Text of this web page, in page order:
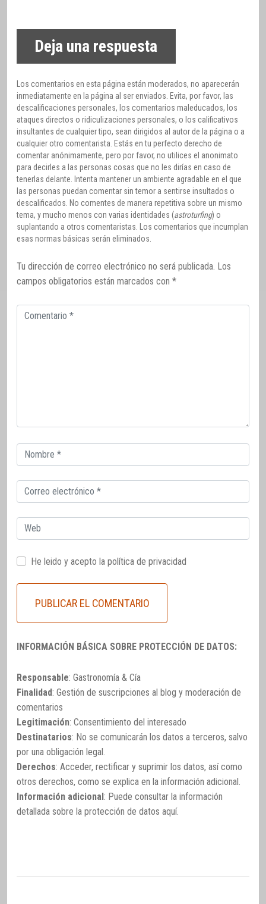
Deja una respuesta
Los comentarios en esta página están moderados, no aparecerán
inmediatamente en la página al ser enviados. Evita, por favor, las
descalificaciones personales, los comentarios maleducados, los
ataques directos o ridiculizaciones personales, o los calificativos
insultantes de cualquier tipo, sean dirigidos al autor de la página o a
cualquier otro comentarista. Estás en tu perfecto derecho de
comentar anónimamente, pero por favor, no utilices el anonimato
para decirles a las personas cosas que no les dirías en caso de
tenerlas delante. Intenta mantener un ambiente agradable en el que
las personas puedan comentar sin temor a sentirse insultados o
descalificados. No comentes de manera repetitiva sobre un mismo
tema, y mucho menos con varias identidades (astroturfing) o
suplantando a otros comentaristas. Los comentarios que incumplan
esas normas básicas serán eliminados.
Tu dirección de correo electrónico no será publicada. Los
campos obligatorios están marcados con *
Comentario
Correo
electrónico
Correo
electrónico
Web
He leido y acepto la política de privacidad
INFORMACIÓN BÁSICA SOBRE PROTECCIÓN DE DATOS:
Responsable: Gastronomía & Cía
Finalidad: Gestión de suscripciones al blog y moderación de
comentarios
Legitimación: Consentimiento del interesado
Destinatarios: No se comunicarán los datos a terceros, salvo
por una obligación legal.
Derechos: Acceder, rectificar y suprimir los datos, así como
otros derechos, como se explica en la información adicional.
Información adicional: Puede consultar la información
detallada sobre la protección de datos aquí.